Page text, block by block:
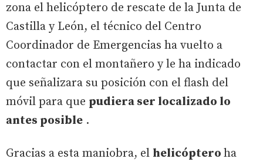
zona el helicóptero de rescate de la Junta de
Castilla y León, el técnico del Centro
Coordinador de Emergencias ha vuelto a
contactar con el montañero y le ha indicado
que señalizara su posición con el flash del
móvil para que pudiera ser localizado lo
antes posible .
Gracias a esta maniobra, el helicóptero ha